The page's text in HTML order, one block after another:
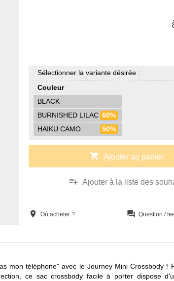
Sélectionner la variante désirée :
Couleur
BLACK
BURNISHED LILAC 60%
HAIKU CAMO
50%
shopping_cart Ajouter au panier
playlist_add Ajouter à la liste des
location_on Où acheter ? question_answer Question /
mon téléphone" avec le Journey Mini Crossbody !
ce sac crossbody facile à porter dispose